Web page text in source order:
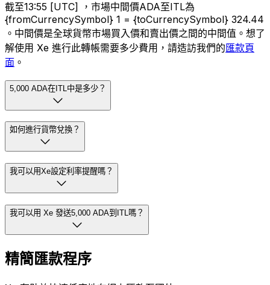
截至13:55 [UTC] ，市場中間價ADA至ITL為
{fromCurrencySymbol} 1 = {toCurrencySymbol} 324.44
。中間價是全球貨幣市場買入價和賣出價之間的中間值。想了
解使用 Xe 進行此轉帳需要多少費用，請造訪我們的匯款頁
面 。
5,000 ADA在ITL中是多少？
如何進行貨幣兌換？
我可以用Xe設定利率提醒嗎？
我可以用 Xe 發送5,000 ADA到ITL嗎？
精簡匯款程序